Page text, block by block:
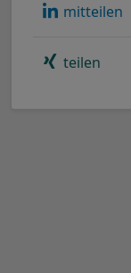
mitteilen
teilen